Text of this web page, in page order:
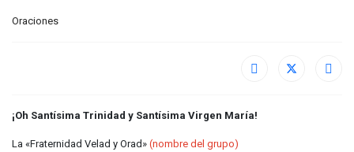
Oraciones
¡Oh Santísima Trinidad y Santísima Virgen María!
La «Fraternidad Velad y Orad» (nombre del grupo)